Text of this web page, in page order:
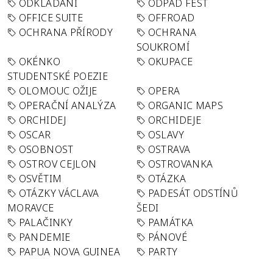
ODKLÁDÁNÍ
ODPAD FEST
OFFICE SUITE
OFFROAD
OCHRANA PŘÍRODY
OCHRANA
SOUKROMÍ
OKÉNKO
STUDENTSKÉ POEZIE
OKUPACE
OLOMOUC OŽIJE
OPERA
OPERAČNÍ ANALÝZA
ORGANIC MAPS
ORCHIDEJ
ORCHIDEJE
OSCAR
OSLAVY
OSOBNOST
OSTRAVA
OSTROV CEJLON
OSTROVANKA
OSVĚTIM
OTÁZKA
OTÁZKY VÁCLAVA
MORAVCE
PADESÁT ODSTÍNŮ
ŠEDI
PALAČINKY
PAMÁTKA
PANDEMIE
PÁNOVÉ
PAPUA NOVA GUINEA
PARTY